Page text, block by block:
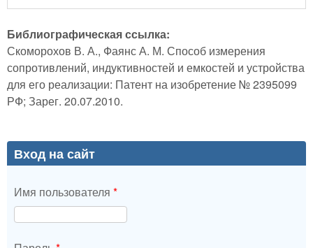
Библиографическая ссылка:
Скоморохов В. А., Фаянс А. М. Способ измерения
сопротивлений, индуктивностей и емкостей и устройства
для его реализации: Патент на изобретение № 2395099
РФ; Зарег. 20.07.2010.
Вход на сайт
Имя пользователя *